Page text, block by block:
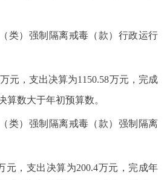
类）强制隔离戒毒（款）行政运行
元，支出决算为1150.58万元，完成
算数大于年初预算数。
类）强制隔离戒毒（款）强制隔离
元，支出决算为200.4万元，完成年